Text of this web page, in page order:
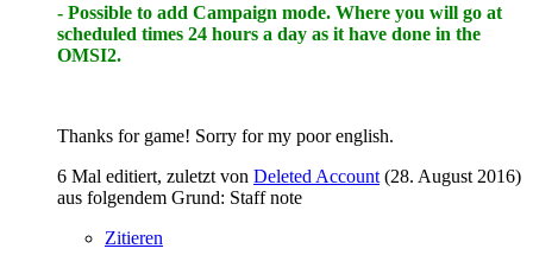
- Possible to add Campaign mode. Where you will go at
scheduled times 24 hours a day as it have done in the
OMSI2.
Thanks for game! Sorry for my poor english.
6 Mal editiert, zuletzt von Deleted Account (28. August 2016)
aus folgendem Grund: Staff note
Zitieren